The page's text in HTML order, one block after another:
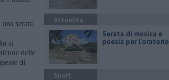
serata
si
delle
di
Attualità
Serata di musica e
poesia per l'oratorio
Sport